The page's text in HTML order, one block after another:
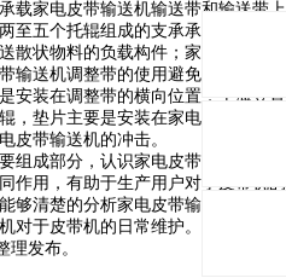
载家电皮带输送机输送带和输送带上
至五个托辊组成的支承承载分支，槽
散状物料的负载构件；家电皮带输送
输送机调整带的使用避免家电皮带输
安装在调整带的横向位置；上海昱音
，垫片主要是安装在家电皮带输送机
皮带输送机的冲击。
组成部分，认识家电皮带输送机各种
作用，有助于生产用户对于皮带机的
够清楚的分析家电皮带输送机的运行
对于皮带机的日常维护。
发布。